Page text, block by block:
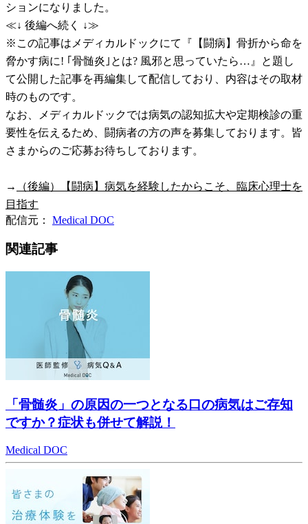
ションになりました。
≪↓ 後編へ続く ↓≫
※この記事はメディカルドックにて『【闘病】骨折から命を
脅かす病に! ｢骨髄炎｣とは? 風邪と思っていたら…』と題し
て公開した記事を再編集して配信しており、内容はその取材
時のものです。
なお、メディカルドックでは病気の認知拡大や定期検診の重
要性を伝えるため、闘病者の方の声を募集しております。皆
さまからのご応募お待ちしております。
→
（後編）【闘病】病気を経験したからこそ、臨床心理士を
目指す
配信元： Medical DOC
関連記事
「骨髄炎」の原因の一つとなる口の病気はご存知
ですか？症状も併せて解説！
Medical DOC